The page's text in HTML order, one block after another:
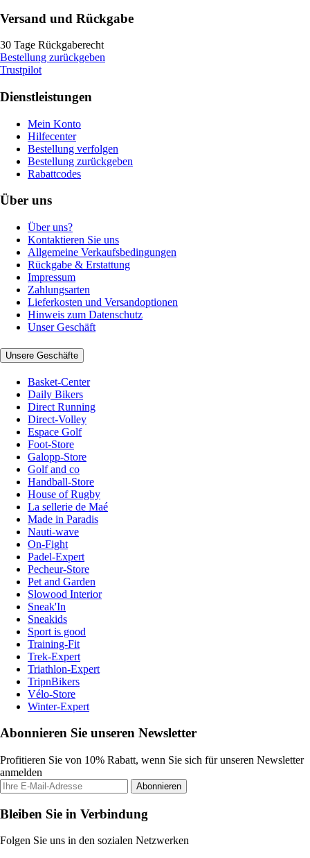
Versand und Rückgabe
30 Tage Rückgaberecht
Bestellung zurückgeben
Trustpilot
Dienstleistungen
Mein Konto
Hilfecenter
Bestellung verfolgen
Bestellung zurückgeben
Rabattcodes
Über uns
Über uns?
Kontaktieren Sie uns
Allgemeine Verkaufsbedingungen
Rückgabe & Erstattung
Impressum
Zahlungsarten
Lieferkosten und Versandoptionen
Hinweis zum Datenschutz
Unser Geschäft
Unsere Geschäfte
Basket-Center
Daily Bikers
Direct Running
Direct-Volley
Espace Golf
Foot-Store
Galopp-Store
Golf and co
Handball-Store
House of Rugby
La sellerie de Maé
Made in Paradis
Nauti-wave
On-Fight
Padel-Expert
Pecheur-Store
Pet and Garden
Slowood Interior
Sneak'In
Sneakids
Sport is good
Training-Fit
Trek-Expert
Triathlon-Expert
TripnBikers
Vélo-Store
Winter-Expert
Abonnieren Sie unseren Newsletter
Profitieren Sie von 10% Rabatt, wenn Sie sich für unseren Newsletter
anmelden
Abonnieren
Bleiben Sie in Verbindung
Folgen Sie uns in den sozialen Netzwerken